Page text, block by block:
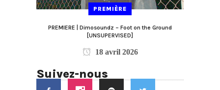
PREMIÈRE
PREMIERE | Dimosoundz – Foot on the Ground
[UNSUPERVISED]
18 avril 2026
Suivez-nous